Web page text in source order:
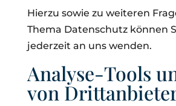
Hierzu sowie zu weiteren
Thema Datenschutz können
jederzeit an uns wenden.
Analyse-Tools
von